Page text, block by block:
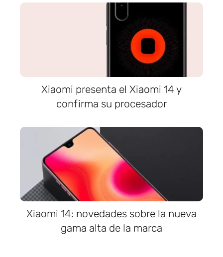
Xiaomi presenta el Xiaomi 14 y
confirma su procesador
Xiaomi 14: novedades sobre la nueva
gama alta de la marca